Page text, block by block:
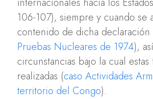
internacionales hacia los
106-107), siempre y cuando se
contenido de dicha declaración
Pruebas Nucleares de 1974),
circunstancias bajo la cual
realizadas (caso Actividades
territorio del Congo).